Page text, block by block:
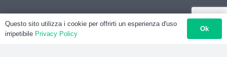
Questo sito utilizza i cookie per offrirti un esperienza d'uso
irripetibile Privacy Policy
Ok